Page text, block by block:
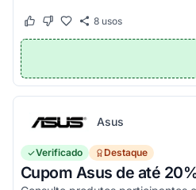
Este cupom funcionou
Este cupom não funcionou
8usos
Asus
Verificado Destaque
Cupom Asus de até